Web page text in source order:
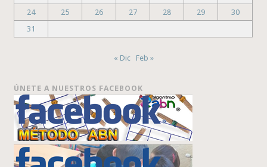
24
25 26 27 28 29
30
31
« Dic Feb »
ÚNETE A NUESTROS FACEBOOK